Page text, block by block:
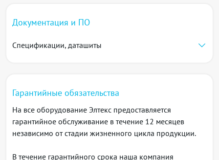
Документация и ПО
Спецификации, даташиты
Гарантийные обязательства
На все оборудование Элтекс предоставляется
гарантийное обслуживание в течение 12 месяцев
независимо от стадии жизненного цикла продукции.
В течение гарантийного срока наша компания